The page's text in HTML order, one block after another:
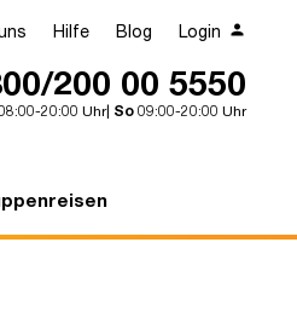
Hilfe Blog Login
200 00 5550
20:00 Uhr| So 09:00-20:00 Uhr